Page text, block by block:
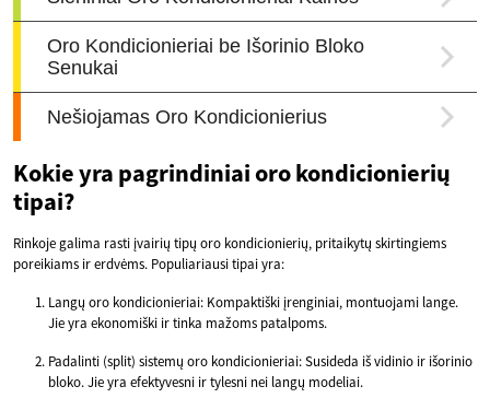
Kokie yra pagrindiniai oro kondicionierių
tipai?
Rinkoje galima rasti įvairių tipų oro kondicionierių, pritaikytų skirtingiems
poreikiams ir erdvėms. Populiariausi tipai yra:
Langų oro kondicionieriai: Kompaktiški įrenginiai, montuojami lange.
Jie yra ekonomiški ir tinka mažoms patalpoms.
Padalinti (split) sistemų oro kondicionieriai: Susideda iš vidinio ir išorinio
bloko. Jie yra efektyvesni ir tylesni nei langų modeliai.